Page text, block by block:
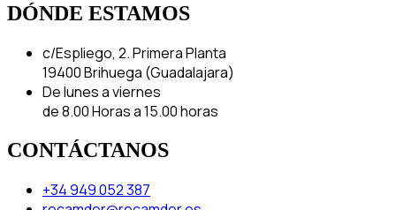
DÓNDE ESTAMOS
c/Espliego, 2. Primera Planta
19400 Brihuega (Guadalajara)
De lunes a viernes
de 8.00 Horas a 15.00 horas
CONTÁCTANOS
+34 949 052 387